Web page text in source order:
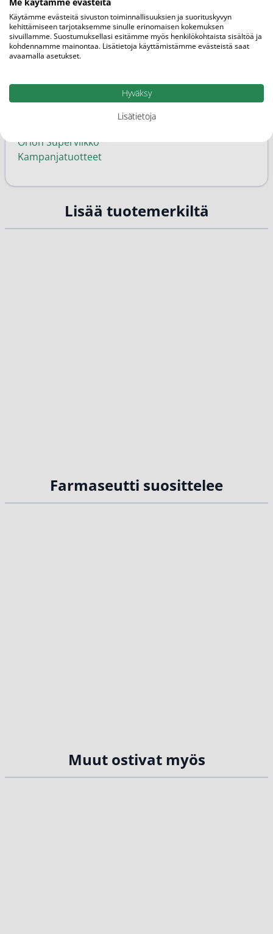
Ominaisuudet
Herkkä iho, Normaali-/sekaiho, Kuiva iho
Kategoriat
Vartalonhoito
Ihon hyvinvointi ja kauneus
Orion Superviikko
Kampanjatuotteet
Lisää tuotemerkiltä
Farmaseutti suosittelee
Muut ostivat myös
Käytämme evästeitä sivuston toiminnallisuuksien ja suorituskyvyn
kehittämiseen tarjotaksemme sinulle erinomaisen kokemuksen
sivuillamme. Suostumuksellasi esitämme myös henkilökohtaista sisältöä ja
kohdennamme mainontaa. Lisätietoja käyttämistämme evästeistä saat
avaamalla asetukset.
Hyväksy
Lisätietoja